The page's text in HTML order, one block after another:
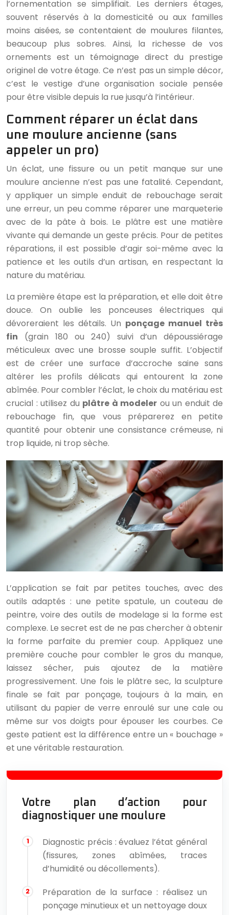
l’ornementation se simplifiait. Les derniers étages,
souvent réservés à la domesticité ou aux familles
moins aisées, se contentaient de moulures filantes,
beaucoup plus sobres. Ainsi, la richesse de vos
ornements est un témoignage direct du prestige
originel de votre étage. Ce n’est pas un simple décor,
c’est le vestige d’une organisation sociale pensée
pour être visible depuis la rue jusqu’à l’intérieur.
Comment réparer un éclat dans
une moulure ancienne (sans
appeler un pro)
Un éclat, une fissure ou un petit manque sur une
moulure ancienne n’est pas une fatalité. Cependant,
y appliquer un simple enduit de rebouchage serait
une erreur, un peu comme réparer une marqueterie
avec de la pâte à bois. Le plâtre est une matière
vivante qui demande un geste précis. Pour de petites
réparations, il est possible d’agir soi-même avec la
patience et les outils d’un artisan, en respectant la
nature du matériau.
La première étape est la préparation, et elle doit être
douce. On oublie les ponceuses électriques qui
dévoreraient les détails. Un ponçage manuel très
fin (grain 180 ou 240) suivi d’un dépoussiérage
méticuleux avec une brosse souple suffit. L’objectif
est de créer une surface d’accroche saine sans
altérer les profils délicats qui entourent la zone
abîmée. Pour combler l’éclat, le choix du matériau est
crucial : utilisez du plâtre à modeler ou un enduit de
rebouchage fin, que vous préparerez en petite
quantité pour obtenir une consistance crémeuse, ni
trop liquide, ni trop sèche.
L’application se fait par petites touches, avec des
outils adaptés : une petite spatule, un couteau de
peintre, voire des outils de modelage si la forme est
complexe. Le secret est de ne pas chercher à obtenir
la forme parfaite du premier coup. Appliquez une
première couche pour combler le gros du manque,
laissez sécher, puis ajoutez de la matière
progressivement. Une fois le plâtre sec, la sculpture
finale se fait par ponçage, toujours à la main, en
utilisant du papier de verre enroulé sur une cale ou
même sur vos doigts pour épouser les courbes. Ce
geste patient est la différence entre un « bouchage »
et une véritable restauration.
Votre plan d’action pour
diagnostiquer une moulure
Diagnostic précis : évaluez l’état général
(fissures, zones abîmées, traces
d’humidité ou décollements).
Préparation de la surface : réalisez un
ponçage minutieux et un nettoyage doux